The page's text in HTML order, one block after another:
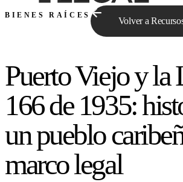
Preguntale a Qe...
BIENES RAÍCES
Volver a
Puerto Viejo y la
166 de 1935:
un pueblo
marco legal